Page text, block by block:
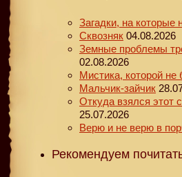
Загадки, на которые
Сквозняк 04.08.2026
Земные проблемы
02.08.2026
Мистика, которой не
Мальчик-зайчик
Откуда взялся этот
25.07.2026
Верю и не верю в
Рекомендуем